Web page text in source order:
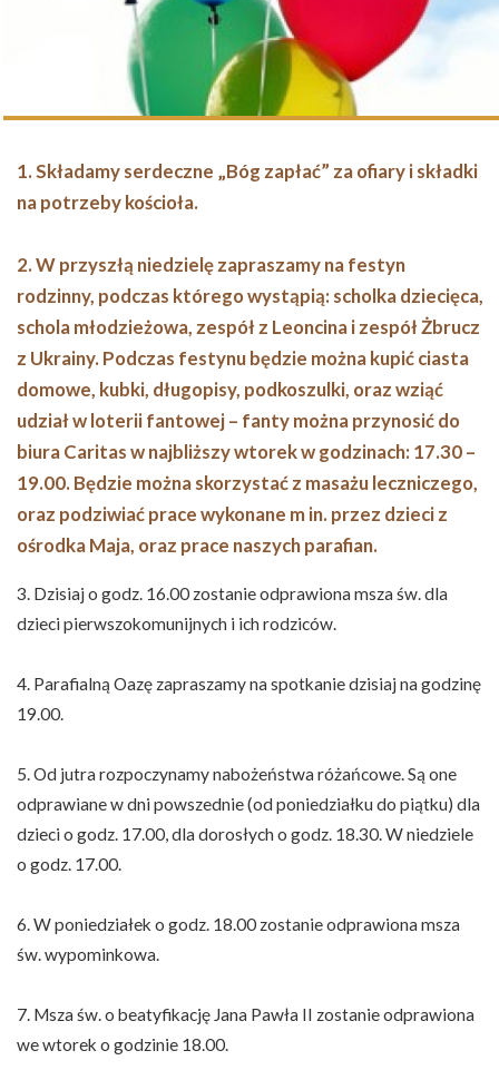
1. Składamy serdeczne „Bóg zapłać” za ofiary i składki
na potrzeby kościoła.
2. W przyszłą niedzielę zapraszamy na festyn
rodzinny, podczas którego wystąpią: scholka dziecięca,
schola młodzieżowa, zespół z Leoncina i zespół Żbrucz
z Ukrainy. Podczas festynu będzie można kupić ciasta
domowe, kubki, długopisy, podkoszulki, oraz wziąć
udział w loterii fantowej – fanty można przynosić do
biura Caritas w najbliższy wtorek w godzinach: 17.30 –
19.00. Będzie można skorzystać z masażu leczniczego,
oraz podziwiać prace wykonane m in. przez dzieci z
ośrodka Maja, oraz prace naszych parafian.
3. Dzisiaj o godz. 16.00 zostanie odprawiona msza św. dla
dzieci pierwszokomunijnych i ich rodziców.
4. Parafialną Oazę zapraszamy na spotkanie dzisiaj na godzinę
19.00.
5. Od jutra rozpoczynamy nabożeństwa różańcowe. Są one
odprawiane w dni powszednie (od poniedziałku do piątku) dla
dzieci o godz. 17.00, dla dorosłych o godz. 18.30. W niedziele
o godz. 17.00.
6. W poniedziałek o godz. 18.00 zostanie odprawiona msza
św. wypominkowa.
7. Msza św. o beatyfikację Jana Pawła II zostanie odprawiona
we wtorek o godzinie 18.00.